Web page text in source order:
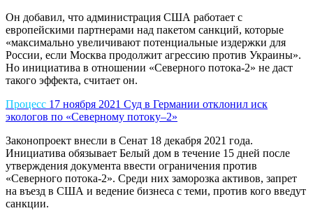
Он добавил, что администрация США работает с
европейскими партнерами над пакетом санкций, которые
«максимально увеличивают потенциальные издержки для
России, если Москва продолжит агрессию против Украины».
Но инициатива в отношении «Северного потока-2» не даст
такого эффекта, считает он.
Процесс 17 ноября 2021 Суд в Германии отклонил иск
экологов по «Северному потоку–2»
Законопроект внесли в Сенат 18 декабря 2021 года.
Инициатива обязывает Белый дом в течение 15 дней после
утверждения документа ввести ограничения против
«Северного потока-2». Среди них заморозка активов, запрет
на въезд в США и ведение бизнеса с теми, против кого введут
санкции.